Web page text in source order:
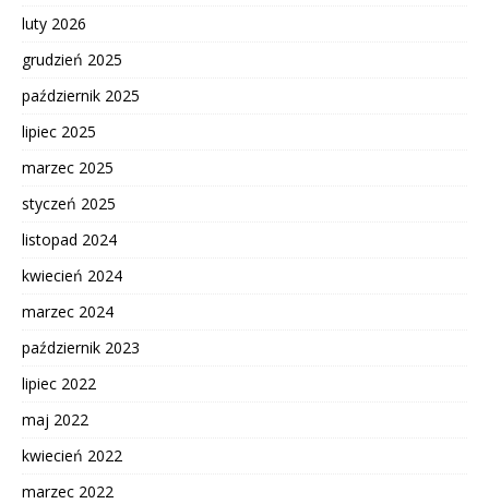
luty 2026
grudzień 2025
październik 2025
lipiec 2025
marzec 2025
styczeń 2025
listopad 2024
kwiecień 2024
marzec 2024
październik 2023
lipiec 2022
maj 2022
kwiecień 2022
marzec 2022